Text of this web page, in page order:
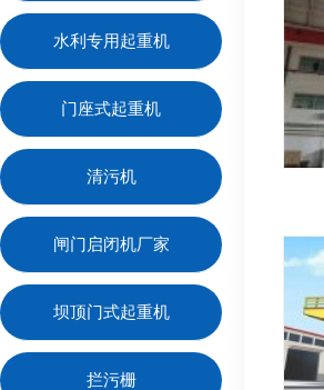
水利专用起重机
门座式起重机
清污机
闸门启闭机厂家
坝顶门式起重机
拦污栅